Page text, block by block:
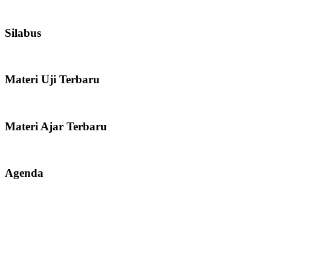
Silabus
Materi Uji Terbaru
Materi Ajar Terbaru
Agenda